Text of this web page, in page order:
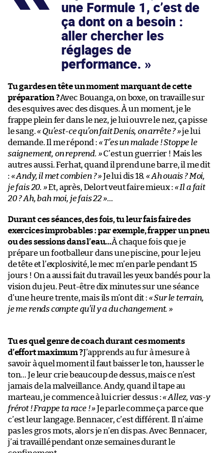
une Formule 1, c’est de
ça dont on a besoin :
aller chercher les
réglages de
performance.
Tu gardes en tête un moment marquant de cette
préparation ?Avec Bouanga, on boxe, on travaille sur
des esquives avec des disques. À un moment, je le
frappe plein fer dans le nez, je lui ouvre le nez, ça pisse
le sang.« Qu’est-ce qu’on fait Denis, on arrête ? »je lui
demande. Il me répond : « T’es un malade ! Stoppe le
saignement, on reprend. »C’est un guerrier ! Mais les
autres aussi. Ferhat, quand il prend une barre, il me dit
: « Andy, il met combien ? »Je lui dis 18.« Ah ouais ? Moi,
je fais 20. »Et, après, Delort veut faire mieux : « Il a fait
20 ? Ah, bah moi, je fais 22 »…
Durant ces séances, des fois, tu leur fais faire des
exercices improbables : par exemple, frapper un pneu
ou des sessions dans l’eau…À chaque fois que je
prépare un footballeur dans une piscine, pour le jeu
de tête et l’explosivité, le mec m’en parle pendant 15
jours ! On a aussi fait du travail les yeux bandés pour la
vision du jeu. Peut-être dix minutes sur une séance
d’une heure trente, mais ils m’ont dit : « Sur le terrain,
je me rends compte qu’il y a du changement. »
Tu es quel genre de coach durant ces moments
d’effort maximum ?J’apprends au fur à mesure à
savoir à quel moment il faut baisser le ton, hausser le
ton… Je leur crie beaucoup de dessus, mais ce n’est
jamais de la malveillance. Andy, quand il tape au
marteau, je commence à lui crier dessus :« Allez, vas-y
frérot ! Frappe ta race ! »Je parle comme ça parce que
c’est leur langage. Bennacer, c’est différent. Il n’aime
pas les gros mots, alors je n’en dis pas. Avec Bennacer,
j’ai travaillé pendant onze semaines durant le